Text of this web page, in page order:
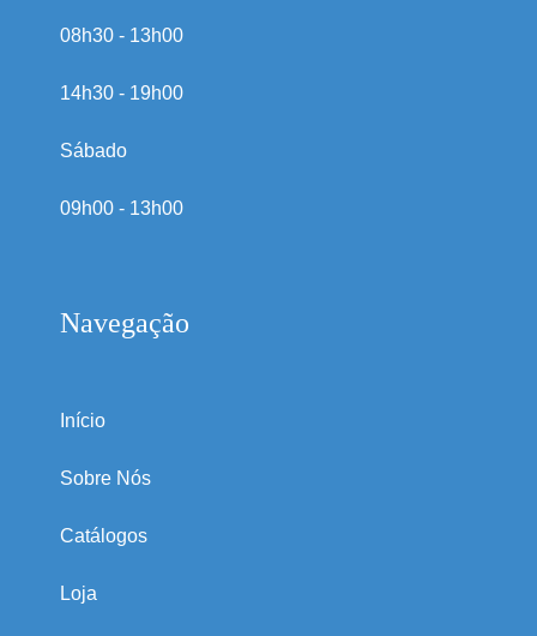
08h30 - 13h00
14h30 - 19h00
Sábado
09h00 - 13h00
Navegação
Início
Sobre Nós
Catálogos
Loja